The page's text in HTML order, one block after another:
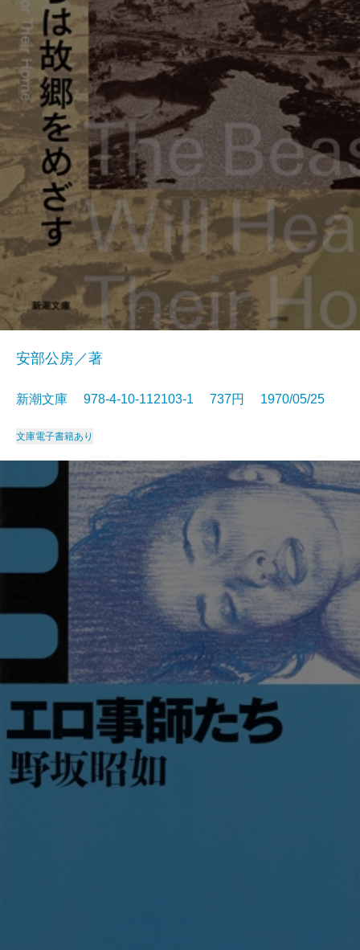
安部公房／著
新潮文庫 978-4-10-112103-1 737円 1970/05/25
文庫電子書籍あり